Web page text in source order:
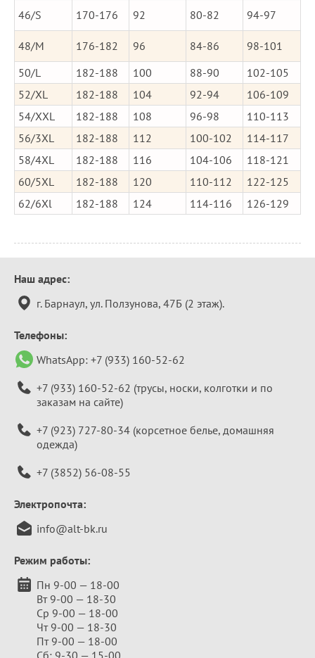
46/S 170-176 92 80-82 94-97
48/M 176-182 96 84-86
98-101
50/L
182-188 100 88-90
102-105
52/XL
182-188 104 92-94
106-109
54/XXL
182-188 108 96-98
110-113
56/3XL
182-188 112 100-102
114-117
58/4XL
182-188 116 104-106
118-121
60/5XL
182-188 120 110-112
122-125
62/6Xl
182-188 124 114-116 126-129
Контактная
информация
Наш адрес:
г. Барнаул, ул. Ползунова, 47Б (2 этаж).
Телефоны:
WhatsApp: +7 (933) 160-52-62
+7 (933) 160-52-62 (трусы, носки, колготки и по
заказам на сайте)
+7 (923) 727-80-34 (корсетное белье, домашняя
одежда)
+7 (3852) 56-08-55
Электропочта:
info@alt-bk.ru
Режим работы:
Пн 9-00 — 18-00
Вт 9-00 — 18-30
Ср 9-00 — 18-00
Чт 9-00 — 18-30
Пт 9-00 — 18-00
Сб: 9-30 — 15-00